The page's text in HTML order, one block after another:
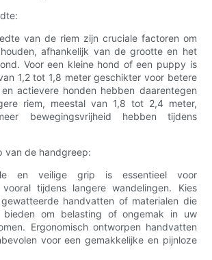
van de riem zijn cruciale factoren om
afhankelijk van de grootte en het
Voor een kleine hond of een puppy is
1,2 tot 1,8 meter geschikter voor betere
actievere honden hebben daarentegen
riem, meestal van 1,8 tot 2,4 meter,
bewegingsvrijheid hebben tijdens
van de handgreep:
en veilige grip is essentieel voor
vooral tijdens langere wandelingen. Kies
handvatten of materialen die
om belasting of ongemak in uw
Ergonomisch ontworpen handvatten
voor een gemakkelijke en pijnloze